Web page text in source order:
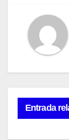
Entrada